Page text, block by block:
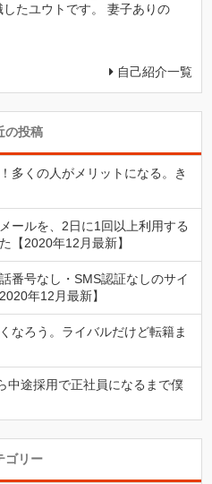
したユウトです。 妻子ありの
自己紹介一覧
の投稿
多くの人がメリットになる。き
ールを、2日に1回以上利用する
【2020年12月最新】
番号なし・SMS認証なしのサイ
年12月最新】
なろう。ライバルだけど転籍ま
中途採用で正社員になるまで僕
ゴリー